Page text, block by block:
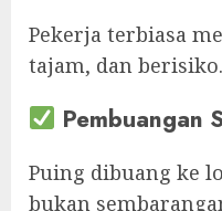
Pekerja terbiasa
tajam, dan berisiko.
Pembuangan
Puing dibuang ke
bukan